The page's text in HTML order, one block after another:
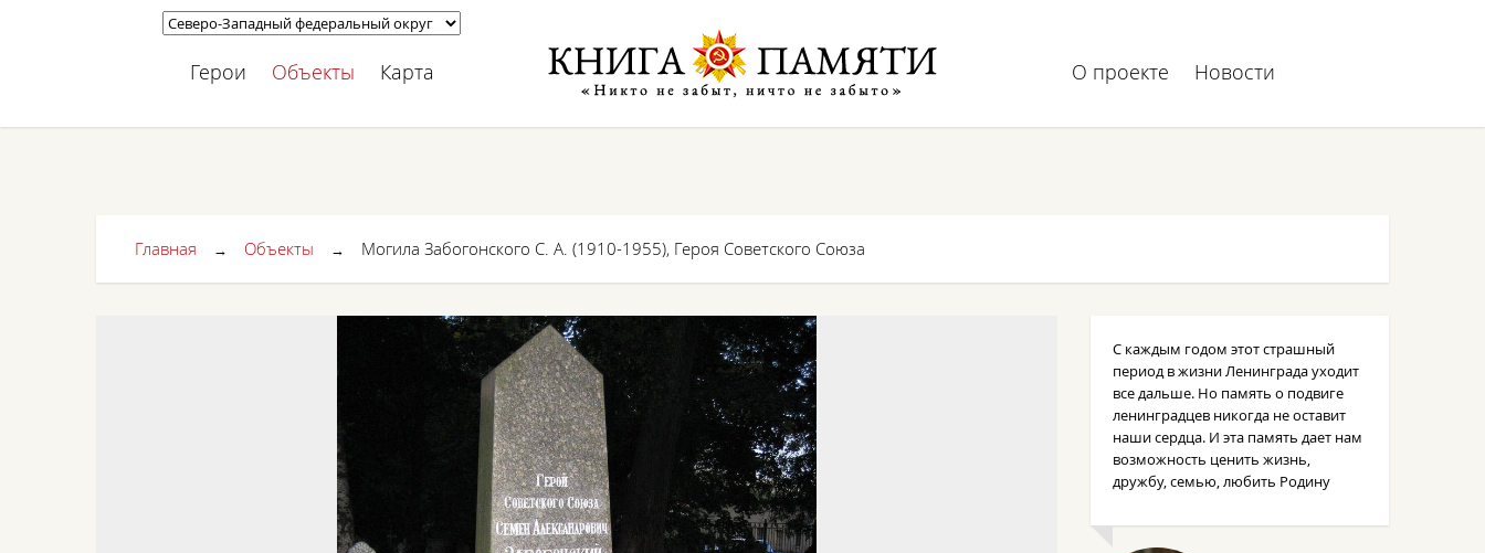
Герои Объекты Карта О проекте Новости
Главная → Объекты → Могила Забогонского С. А. (1910-1955), Героя Советского Союза
С каждым годом этот страшный
период в жизни Ленинграда уходит
все дальше. Но память о подвиге
ленинградцев никогда не оставит
наши сердца. И эта память дает нам
возможность ценить жизнь,
дружбу, семью, любить Родину